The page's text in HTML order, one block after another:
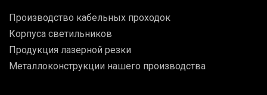
Производство кабельных проходок
Корпуса светильников
Продукция лазерной резки
Металлоконструкции нашего производства